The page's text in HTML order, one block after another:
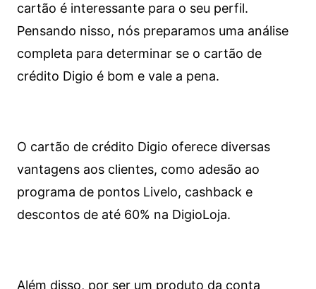
cartão é interessante para o seu perfil.
Pensando nisso, nós preparamos uma análise
completa para determinar se o cartão de
crédito Digio é bom e vale a pena.
O cartão de crédito Digio oferece diversas
vantagens aos clientes, como adesão ao
programa de pontos Livelo, cashback e
descontos de até 60% na DigioLoja.
Além disso, por ser um produto da conta